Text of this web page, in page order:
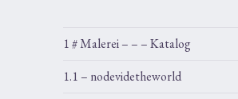
1 # Malerei – – – Katalog
1.1 – nodevidetheworld